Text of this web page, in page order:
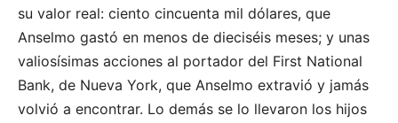
su valor real: ciento cincuenta mil dólares, que
Anselmo gastó en menos de dieciséis meses; y unas
valiosísimas acciones al portador del First National
Bank, de Nueva York, que Anselmo extravió y jamás
volvió a encontrar. Lo demás se lo llevaron los hijos